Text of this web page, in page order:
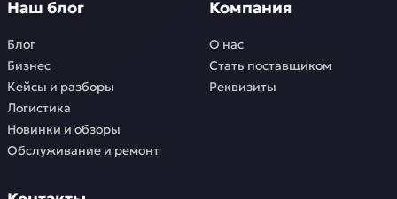
Наш блог
Блог
Бизнес
Кейсы и разборы
Логистика
Новинки и обзоры
Обслуживание и ремонт
Компания
О нас
Стать поставщиком
Реквизиты